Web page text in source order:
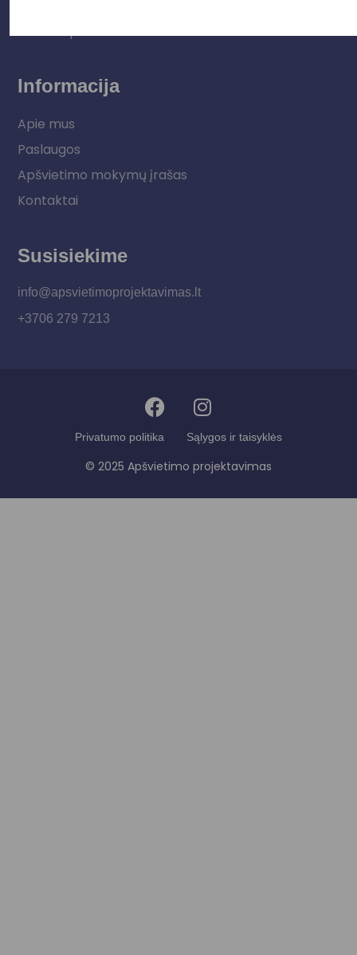
Vidaus apšvietimas
Informacija
Apie mus
Paslaugos
Apšvietimo mokymų įrašas
Kontaktai
Susisiekime
info@apsvietimoprojektavimas.lt
+3706 279 7213
Privatumo politika Sąlygos ir taisyklės
© 2025 Apšvietimo projektavimas